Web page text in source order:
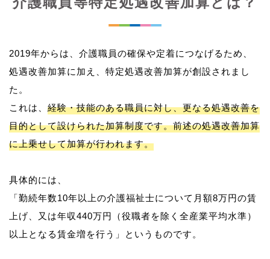
2019年からは、介護職員の確保や定着につなげるため、
処遇改善加算に加え、特定処遇改善加算が創設されまし
た。
これは、 経験・技能のある職員に対し、更なる処遇改善を
目的として設けられた加算制度です。前述の処遇改善加算
に上乗せして加算が行われます。
具体的には、
「勤続年数10年以上の介護福祉士について月額8万円の賃
上げ、又は年収440万円（役職者を除く全産業平均水準）